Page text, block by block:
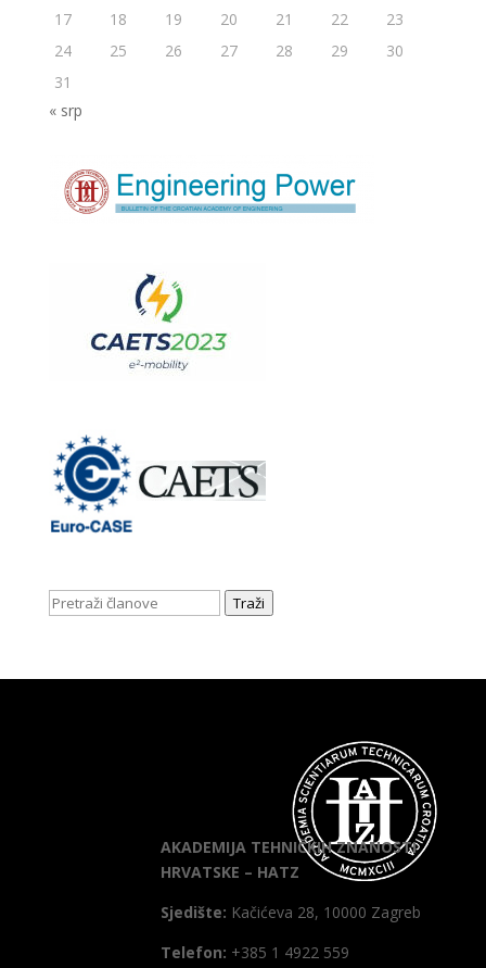
17
18 19 20 21 22
23
24
25 26 27 28 29
30
31
« srp
Traži
AKADEMIJA TEHNIČKIH ZNANOSTI
HRVATSKE – HATZ
Sjedište: Kačićeva 28, 10000 Zagreb
Telefon: +385 1 4922 559